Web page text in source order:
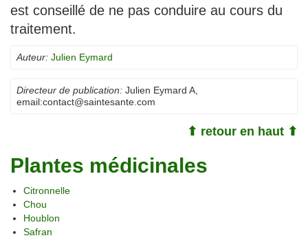
est conseillé de ne pas conduire au cours du
traitement.
Auteur: Julien Eymard
Directeur de publication: Julien Eymard A
email:contact@saintesante.com
⬆ retour en haut ⬆
Plantes médicinales
Citronnelle
Chou
Houblon
Safran